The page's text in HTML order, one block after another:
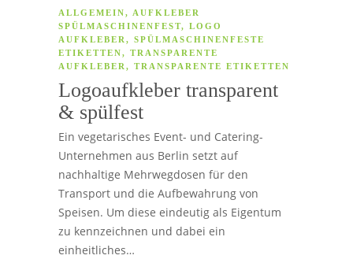
ALLGEMEIN, AUFKLEBER
SPÜLMASCHINENFEST, LOGO
AUFKLEBER , SPÜLMASCHINENFESTE
ETIKETTEN, TRANSPARENTE
AUFKLEBER , TRANSPARENTE ETIKETTEN
Logoaufkleber transparent
& spülfest
Ein vegetarisches Event- und Catering-
Unternehmen aus Berlin setzt auf
nachhaltige Mehrwegdosen für den
Transport und die Aufbewahrung von
Speisen. Um diese eindeutig als Eigentum
zu kennzeichnen und dabei ein
einheitliches…